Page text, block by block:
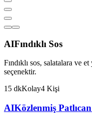
AIFındıklı Sos
Fındıklı sos, salatalara ve
seçenektir.
15 dkKolay4 Kişi
AIKözlenmiş